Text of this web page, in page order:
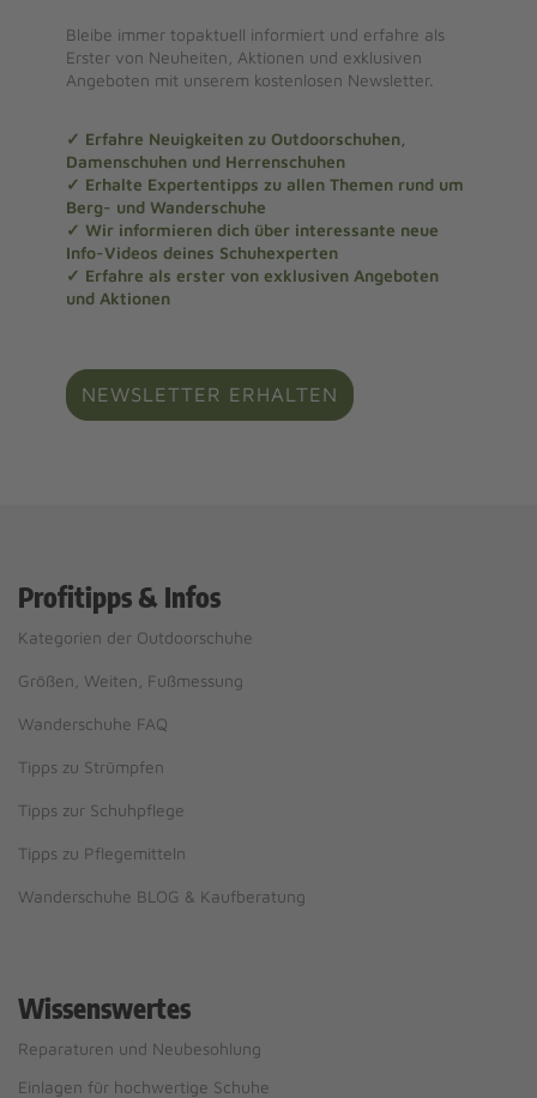
Bleibe immer topaktuell informiert und erfahre als
Erster von Neuheiten, Aktionen und exklusiven
Angeboten mit unserem kostenlosen Newsletter.
✓ Erfahre Neuigkeiten zu Outdoorschuhen,
Damenschuhen und Herrenschuhen
✓ Erhalte Expertentipps zu allen Themen rund um
Berg- und Wanderschuhe
✓ Wir informieren dich über interessante neue
Info-Videos deines Schuhexperten
✓ Erfahre als erster von exklusiven Angeboten
und Aktionen
NEWSLETTER ERHALTEN
Profitipps & Infos
Kategorien der Outdoorschuhe
Größen, Weiten, Fußmessung
Wanderschuhe FAQ
Tipps zu Strümpfen
Tipps zur Schuhpflege
Tipps zu Pflegemitteln
Wanderschuhe BLOG & Kaufberatung
Wissenswertes
Reparaturen und Neubesohlung
Einlagen für hochwertige Schuhe